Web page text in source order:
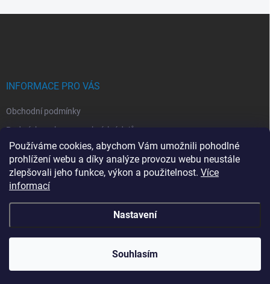
Používáme cookies, abychom Vám umožnili pohodlné
prohlížení webu a díky analýze provozu webu neustále
zlepšovali jeho funkce, výkon a použitelnost. Více
informací
Nastavení
Souhlasím
INFORMACE PRO VÁS
Obchodní podmínky
Podmínky ochrany osobních údajů
Montáž klimatizací
Servis kllimatizací
Moje objednávka
e-kpower.cz . Všechna práva vyhrazena.